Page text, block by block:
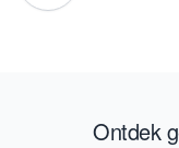
Ontdek